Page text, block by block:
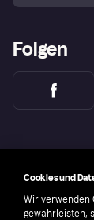
Folgen
Cookies und
Wir verwenden
gewährleisten,